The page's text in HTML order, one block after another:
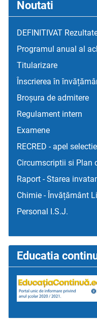
Noutati
DEFINITIVAT
Programul anual al
Titularizare
Înscrierea în
Broșura de admitere
Regulament intern
Examene
RECRED - apel selectie
Circumscriptii si Plan
Raport - Starea
Chimie - Învățământ
Personal I.S.J.
Educatia